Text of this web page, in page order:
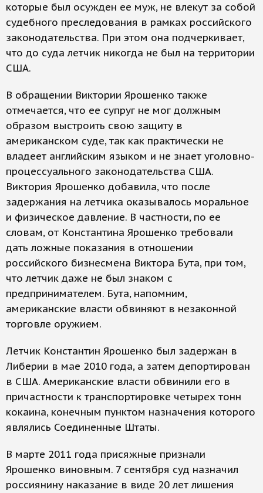
которые был осужден ее муж, не влекут за собой
судебного преследования в рамках российского
законодательства. При этом она подчеркивает,
что до суда летчик никогда не был на территории
США.
В обращении Виктории Ярошенко также
отмечается, что ее супруг не мог должным
образом выстроить свою защиту в
американском суде, так как практически не
владеет английским языком и не знает уголовно-
процессуального законодательства США.
Виктория Ярошенко добавила, что после
задержания на летчика оказывалось моральное
и физическое давление. В частности, по ее
словам, от Константина Ярошенко требовали
дать ложные показания в отношении
российского бизнесмена Виктора Бута, при том,
что летчик даже не был знаком с
предпринимателем. Бута, напомним,
американские власти обвиняют в незаконной
торговле оружием.
Летчик Константин Ярошенко был задержан в
Либерии в мае 2010 года, а затем депортирован
в США. Американские власти обвинили его в
причастности к транспортировке четырех тонн
кокаина, конечным пунктом назначения которого
являлись Соединенные Штаты.
В марте 2011 года присяжные признали
Ярошенко виновным. 7 сентября суд назначил
россиянину наказание в виде 20 лет лишения